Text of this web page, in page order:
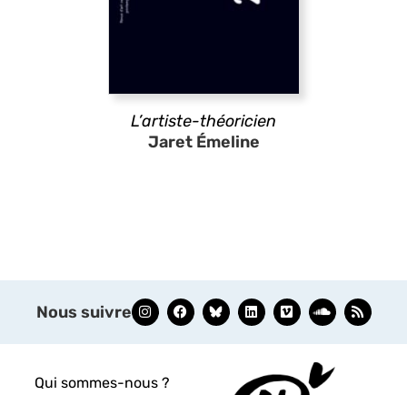
L’artiste-théoricien
Jaret Émeline
Nous suivre
Qui sommes-nous ?